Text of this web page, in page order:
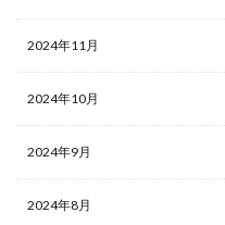
2024年11月
2024年10月
2024年9月
2024年8月